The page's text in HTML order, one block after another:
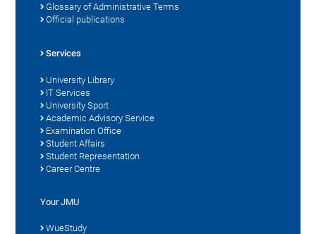
Glossary of Administrative Terms
Official publications
Services
University Library
IT Services
University Sport
Academic Advisory Service
Examination Office
Student Affairs
Student Representation
Career Centre
Your JMU
WueStudy